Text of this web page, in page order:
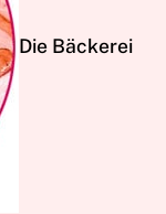
Die Bäckerei